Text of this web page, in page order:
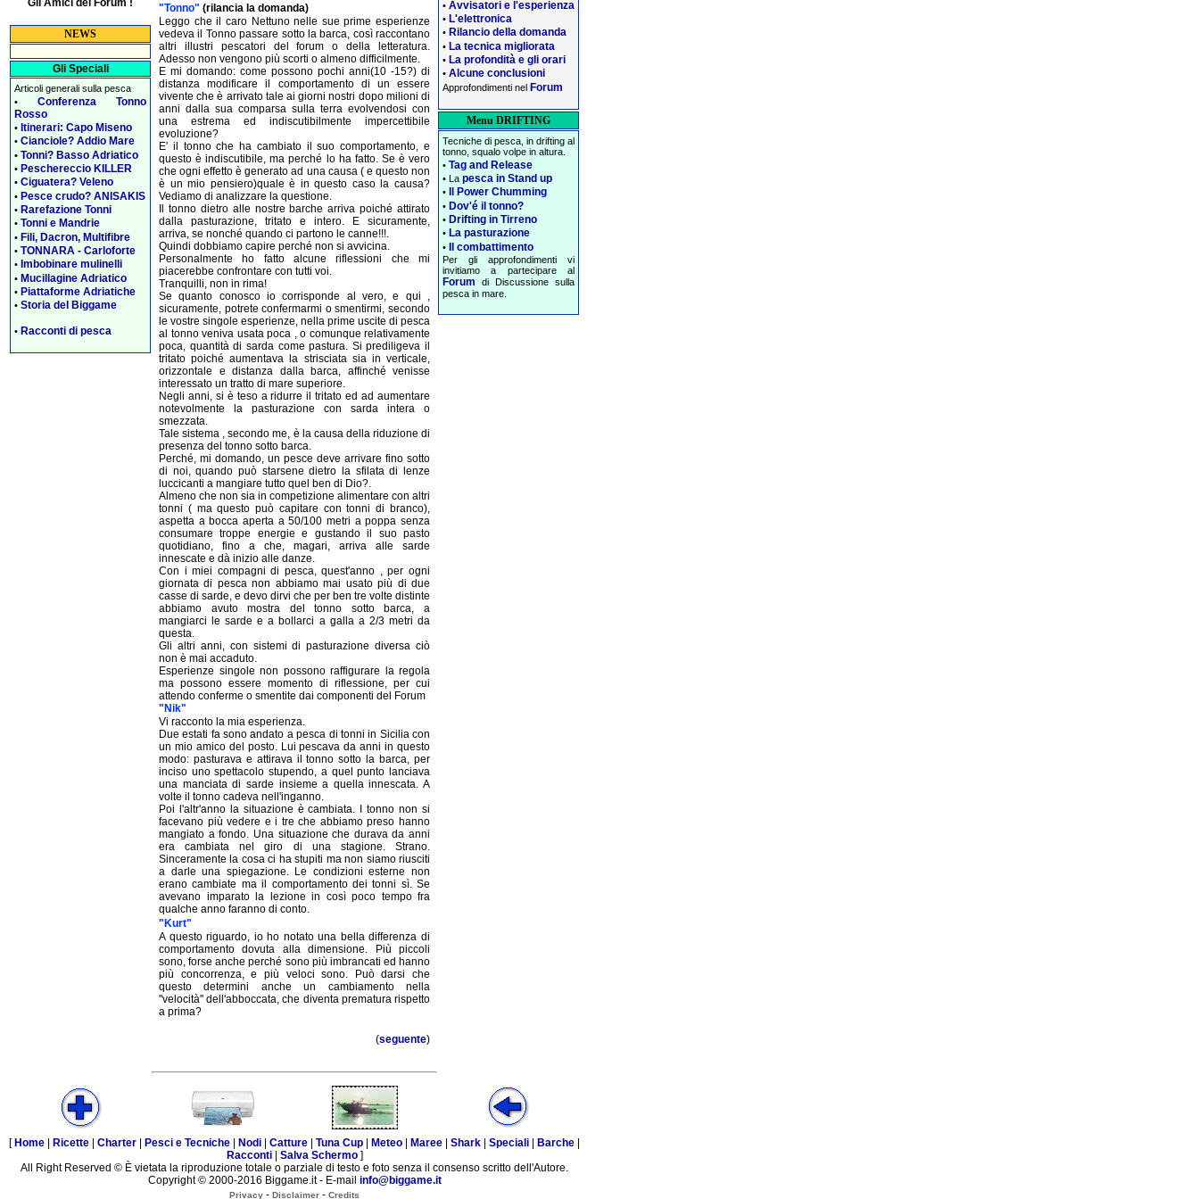
NEWS
Gli Speciali
Articoli generali sulla pesca
• Conferenza Tonno
Rosso
• Itinerari: Capo Miseno
• Cianciole? Addio Mare
• Tonni? Basso Adriatico
• Peschereccio KILLER
• Ciguatera? Veleno
• Pesce crudo? ANISAKIS
• Rarefazione Tonni
• Tonni e Mandrie
• Fili, Dacron, Multifibre
• TONNARA - Carloforte
• Imbobinare mulinelli
• Mucillagine Adriatico
• Piattaforme Adriatiche
• Storia del Biggame
• Racconti di pesca
"Tonno" (rilancia la domanda)
Leggo che il caro Nettuno nelle sue prime esperienze
vedeva il Tonno passare sotto la barca, così raccontano
altri illustri pescatori del forum o della letteratura.
Adesso non vengono più scorti o almeno difficilmente.
E mi domando: come possono pochi anni(10 -15?) di
distanza modificare il comportamento di un essere
vivente che è arrivato tale ai giorni nostri dopo milioni di
anni dalla sua comparsa sulla terra evolvendosi con
una estrema ed indiscutibilmente impercettibile
evoluzione?
E' il tonno che ha cambiato il suo comportamento, e
questo è indiscutibile, ma perché lo ha fatto. Se è vero
che ogni effetto è generato ad una causa ( e questo non
è un mio pensiero)quale è in questo caso la causa?
Vediamo di analizzare la questione.
Il tonno dietro alle nostre barche arriva poiché attirato
dalla pasturazione, tritato e intero. E sicuramente,
arriva, se nonché quando ci partono le canne!!!.
Quindi dobbiamo capire perché non si avvicina.
Personalmente ho fatto alcune riflessioni che mi
piacerebbe confrontare con tutti voi.
Tranquilli, non in rima!
Se quanto conosco io corrisponde al vero, e qui ,
sicuramente, potrete confermarmi o smentirmi, secondo
le vostre singole esperienze, nella prime uscite di pesca
al tonno veniva usata poca , o comunque relativamente
poca, quantità di sarda come pastura. Si prediligeva il
tritato poiché aumentava la strisciata sia in verticale,
orizzontale e distanza dalla barca, affinché venisse
interessato un tratto di mare superiore.
Negli anni, si è teso a ridurre il tritato ed ad aumentare
notevolmente la pasturazione con sarda intera o
smezzata.
Tale sistema , secondo me, è la causa della riduzione di
presenza del tonno sotto barca.
Perché, mi domando, un pesce deve arrivare fino sotto
di noi, quando può starsene dietro la sfilata di lenze
luccicanti a mangiare tutto quel ben di Dio?.
Almeno che non sia in competizione alimentare con altri
tonni ( ma questo può capitare con tonni di branco),
aspetta a bocca aperta a 50/100 metri a poppa senza
consumare troppe energie e gustando il suo pasto
quotidiano, fino a che, magari, arriva alle sarde
innescate e dà inizio alle danze.
Con i miei compagni di pesca, quest'anno , per ogni
giornata di pesca non abbiamo mai usato più di due
casse di sarde, e devo dirvi che per ben tre volte distinte
abbiamo avuto mostra del tonno sotto barca, a
mangiarci le sarde e a bollarci a galla a 2/3 metri da
questa.
Gli altri anni, con sistemi di pasturazione diversa ciò
non è mai accaduto.
Esperienze singole non possono raffigurare la regola
ma possono essere momento di riflessione, per cui
attendo conferme o smentite dai componenti del Forum
"Nik"
Vi racconto la mia esperienza.
Due estati fa sono andato a pesca di tonni in Sicilia con
un mio amico del posto. Lui pescava da anni in questo
modo: pasturava e attirava il tonno sotto la barca, per
inciso uno spettacolo stupendo, a quel punto lanciava
una manciata di sarde insieme a quella innescata. A
volte il tonno cadeva nell'inganno.
Poi l'altr'anno la situazione è cambiata. I tonno non si
facevano più vedere e i tre che abbiamo preso hanno
mangiato a fondo. Una situazione che durava da anni
era cambiata nel giro di una stagione. Strano.
Sinceramente la cosa ci ha stupiti ma non siamo riusciti
a darle una spiegazione. Le condizioni esterne non
erano cambiate ma il comportamento dei tonni sì. Se
avevano imparato la lezione in così poco tempo fra
qualche anno faranno di conto.
"Kurt"
A questo riguardo, io ho notato una bella differenza di
comportamento dovuta alla dimensione. Più piccoli
sono, forse anche perché sono più imbrancati ed hanno
più concorrenza, e più veloci sono. Può darsi che
questo determini anche un cambiamento nella
''velocità'' dell'abboccata, che diventa prematura rispetto
a prima?
(seguente)
• Avvisatori e l'esperienza
• L'elettronica
• Rilancio della domanda
• La tecnica migliorata
• La profondità e gli orari
• Alcune conclusioni
Approfondimenti nel Forum
Menu DRIFTING
Tecniche di pesca, in drifting al
tonno, squalo volpe in altura.
• Tag and Release
• La pesca in Stand up
• Il Power Chumming
• Dov'é il tonno?
• Drifting in Tirreno
• La pasturazione
• Il combattimento
Per gli approfondimenti vi
invitiamo a partecipare al
Forum di Discussione sulla
pesca in mare.
[ Home Ricette Charter Pesci e Tecniche Nodi Catture Tuna Cup Meteo Maree Shark Speciali Barche
Racconti| Salva Schermo]
All Right Reserved © È vietata la riproduzione totale o parziale di testo e foto senza il consenso scritto dell'Autore.
Copyright © 2000-2016 Biggame.it - E-mail info@biggame.it
Privacy - Disclaimer - Credits